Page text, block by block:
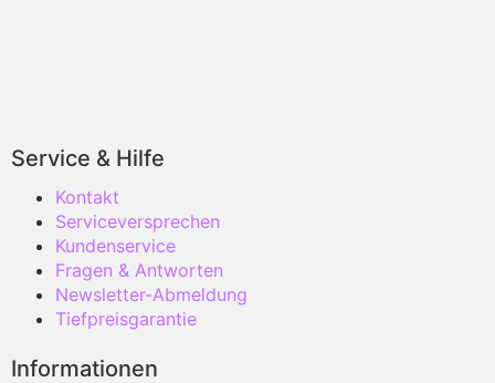
Service & Hilfe
Kontakt
Serviceversprechen
Kundenservice
Fragen & Antworten
Newsletter-Abmeldung
Tiefpreisgarantie
Informationen